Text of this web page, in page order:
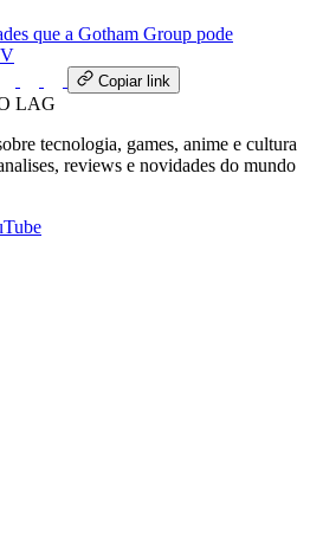
que a Gotham Group pode
Copiar link
LAG
tecnologia, games, anime e cultura
reviews e novidades do mundo